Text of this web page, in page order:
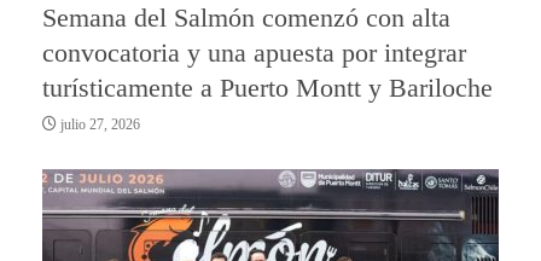
Semana del Salmón comenzó con alta
convocatoria y una apuesta por integrar
turísticamente a Puerto Montt y Bariloche
julio 27, 2026